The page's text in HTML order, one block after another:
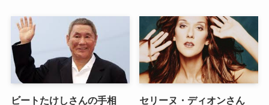
ビートたけしさんの手相
セリーヌ・ディオンさん